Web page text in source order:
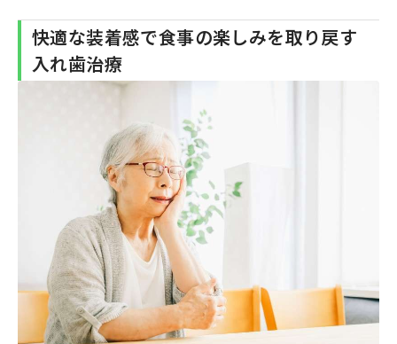
快適な装着感で食事の楽しみを取り戻す
入れ歯治療